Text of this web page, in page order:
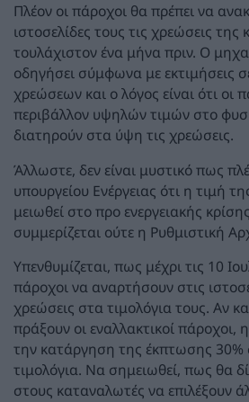
Πλέον οι πάροχοι θα πρέπει να
ιστοσελίδες τους τις χρεώσεις
τουλάχιστον ένα μήνα πριν. Ο
οδηγήσει σύμφωνα με εκτιμήσεις
χρεώσεων και ο λόγος είναι ότι οι
περιβάλλον υψηλών τιμών στο
διατηρούν στα ύψη τις χρεώσεις.
Άλλωστε, δεν είναι μυστικό πως
υπουργείου Ενέργειας ότι η τιμή
μειωθεί στο προ ενεργειακής
συμμερίζεται ούτε η Ρυθμιστική
Υπενθυμίζεται, πως μέχρι τις 10
πάροχοι να αναρτήσουν στις
χρεώσεις στα τιμολόγια τους. Αν
πράξουν οι εναλλακτικοί
την κατάργηση της έκπτωσης 30%
τιμολόγια. Να σημειωθεί, πως θα
στους καταναλωτές να επιλέξουν